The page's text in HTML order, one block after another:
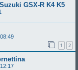
GSX-R K4 K5
1 2